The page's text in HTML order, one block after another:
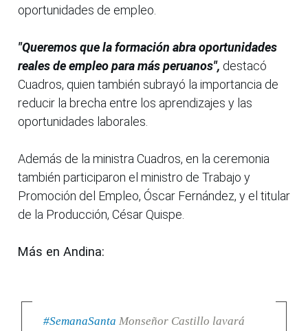
oportunidades de empleo.
"Queremos que la formación abra oportunidades
reales de empleo para más peruanos", destacó
Cuadros, quien también subrayó la importancia de
reducir la brecha entre los aprendizajes y las
oportunidades laborales.
Además de la ministra Cuadros, en la ceremonia
también participaron el ministro de Trabajo y
Promoción del Empleo, Óscar Fernández, y el titular
de la Producción, César Quispe.
Más en Andina:
#SemanaSanta Monseñor Castillo lavará